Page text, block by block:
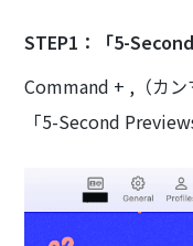
STEP1：「5-
Command + ,（カン
「5-Second